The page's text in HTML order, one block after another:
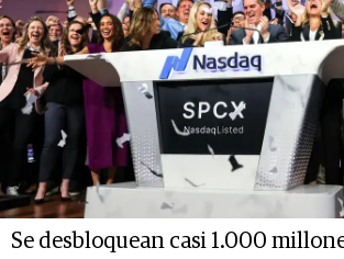
Se desbloquean casi 1.000